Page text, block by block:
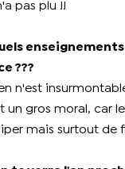
pas plu !!
???
n'est
un gros moral, car
mais surtout de